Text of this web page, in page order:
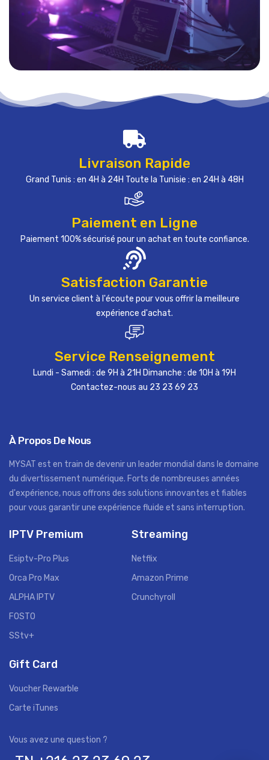
Livraison Rapide
Grand Tunis : en 4H à 24H Toute la Tunisie : en 24H à 48H
Paiement en Ligne
Paiement 100% sécurisé pour un achat en toute confiance.
Satisfaction Garantie
Un service client à l'écoute pour vous offrir la meilleure
expérience d'achat.
Service Renseignement
Lundi - Samedi : de 9H à 21H Dimanche : de 10H à 19H
Contactez-nous au 23 23 69 23
À Propos De Nous
MYSAT est en train de devenir un leader mondial dans le domaine
du divertissement numérique. Forts de nombreuses années
d'expérience, nous offrons des solutions innovantes et fiables
pour vous garantir une expérience fluide et sans interruption.
IPTV Premium
Esiptv-Pro Plus
Orca Pro Max
ALPHA IPTV
FOSTO
SStv+
Streaming
Netflix
Amazon Prime
Crunchyroll
Gift Card
Voucher Rewarble
Carte iTunes